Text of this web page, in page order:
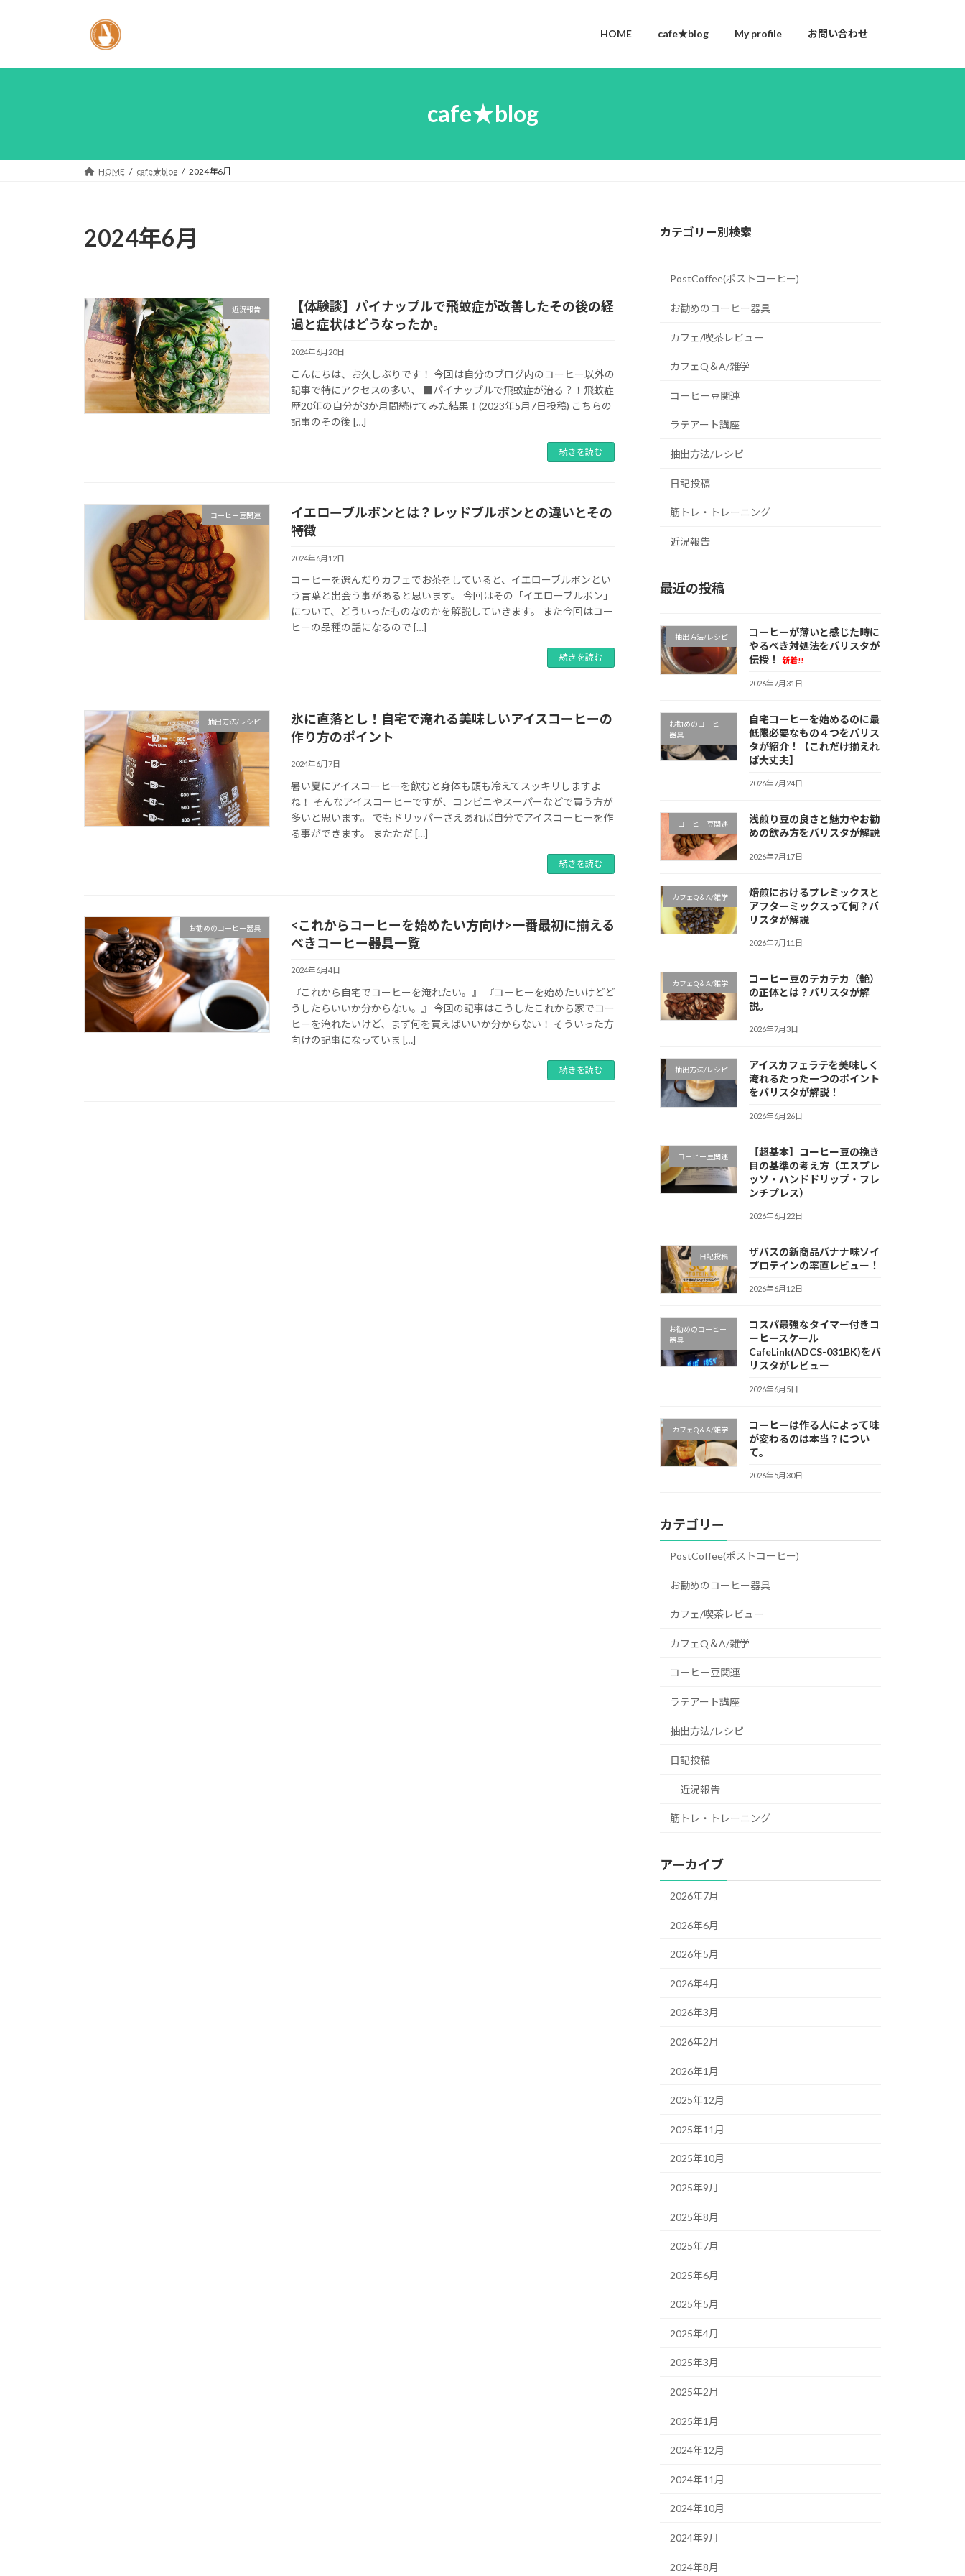
プ
動
HOME cafe★blog My profile お問い合わせ
cafe★blog
HOME cafe★blog 2024年6月
2024年6月
近況報告
【体験談】パイナップルで飛蚊症が改善したその後の経
過と症状はどうなったか。
2024年6月20日
こんにちは、お久しぶりです！ 今回は自分のブログ内のコーヒー以外の
記事で特にアクセスの多い、 ■パイナップルで飛蚊症が治る？！飛蚊症
歴20年の自分が3か月間続けてみた結果！(2023年5月7日投稿) こちらの
記事のその後 […]
続きを読む
コーヒー豆関連
イエローブルボンとは？レッドブルボンとの違いとその
特徴
2024年6月12日
コーヒーを選んだりカフェでお茶をしていると、イエローブルボンとい
う言葉と出会う事があると思います。 今回はその「イエローブルボン」
について、どういったものなのかを解説していきます。 また今回はコー
ヒーの品種の話になるので […]
続きを読む
抽出方法/レシピ
氷に直落とし！自宅で淹れる美味しいアイスコーヒーの
作り方のポイント
2024年6月7日
暑い夏にアイスコーヒーを飲むと身体も頭も冷えてスッキリしますよ
ね！ そんなアイスコーヒーですが、コンビニやスーパーなどで買う方が
多いと思います。 でもドリッパーさえあれば自分でアイスコーヒーを作
る事ができます。 またただ […]
続きを読む
お勧めのコーヒー器具
<これからコーヒーを始めたい方向け>一番最初に揃える
べきコーヒー器具一覧
2024年6月4日
『これから自宅でコーヒーを淹れたい。』 『コーヒーを始めたいけどど
うしたらいいか分からない。』 今回の記事はこうしたこれから家でコー
ヒーを淹れたいけど、まず何を買えばいいか分からない！ そういった方
向けの記事になっていま […]
続きを読む
カテゴリー別検索
PostCoffee(ポストコーヒー)
お勧めのコーヒー器具
カフェ/喫茶レビュー
カフェQ＆A/雑学
コーヒー豆関連
ラテアート講座
抽出方法/レシピ
日記投稿
筋トレ・トレーニング
近況報告
最近の投稿
抽出方法/レシピ
コーヒーが薄いと感じた時に
やるべき対処法をバリスタが
伝授！
新着!!
2026年7月31日
お勧めのコーヒー
器具
自宅コーヒーを始めるのに最
低限必要なもの４つをバリス
タが紹介！【これだけ揃えれ
ば大丈夫】
2026年7月24日
コーヒー豆関連
浅煎り豆の良さと魅力やお勧
めの飲み方をバリスタが解説
2026年7月17日
カフェQ＆A/雑学
焙煎におけるプレミックスと
アフターミックスって何？バ
リスタが解説
2026年7月11日
カフェQ＆A/雑学
コーヒー豆のテカテカ（艶）
の正体とは？バリスタが解
説。
2026年7月3日
抽出方法/レシピ
アイスカフェラテを美味しく
淹れるたった一つのポイント
をバリスタが解説！
2026年6月26日
コーヒー豆関連
【超基本】コーヒー豆の挽き
目の基準の考え方（エスプレ
ッソ・ハンドドリップ・フレ
ンチプレス）
2026年6月22日
日記投稿
ザバスの新商品バナナ味ソイ
プロテインの率直レビュー！
2026年6月12日
お勧めのコーヒー
器具
コスパ最強なタイマー付きコ
ーヒースケール
CafeLink(ADCS-031BK)をバ
リスタがレビュー
2026年6月5日
カフェQ＆A/雑学
コーヒーは作る人によって味
が変わるのは本当？につい
て。
2026年5月30日
カテゴリー
PostCoffee(ポストコーヒー)
お勧めのコーヒー器具
カフェ/喫茶レビュー
カフェQ＆A/雑学
コーヒー豆関連
ラテアート講座
抽出方法/レシピ
日記投稿
近況報告
筋トレ・トレーニング
アーカイブ
2026年7月
2026年6月
2026年5月
2026年4月
2026年3月
2026年2月
2026年1月
2025年12月
2025年11月
2025年10月
2025年9月
2025年8月
2025年7月
2025年6月
2025年5月
2025年4月
2025年3月
2025年2月
2025年1月
2024年12月
2024年11月
2024年10月
2024年9月
2024年8月